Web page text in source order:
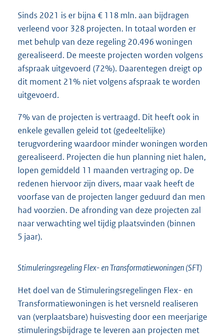
Sinds 2021 is er bijna € 118 mln. aan bijdragen
verleend voor 328 projecten. In totaal worden er
met behulp van deze regeling 20.496 woningen
gerealiseerd. De meeste projecten worden volgens
afspraak uitgevoerd (72%). Daarentegen dreigt op
dit moment 21% niet volgens afspraak te worden
uitgevoerd.
7% van de projecten is vertraagd. Dit heeft ook in
enkele gevallen geleid tot (gedeeltelijke)
terugvordering waardoor minder woningen worden
gerealiseerd. Projecten die hun planning niet halen,
lopen gemiddeld 11 maanden vertraging op. De
redenen hiervoor zijn divers, maar vaak heeft de
voorfase van de projecten langer geduurd dan men
had voorzien. De afronding van deze projecten zal
naar verwachting wel tijdig plaatsvinden (binnen
5 jaar).
Stimuleringsregeling Flex- en Transformatiewoningen (SFT)
Het doel van de Stimuleringsregelingen Flex- en
Transformatiewoningen is het versneld realiseren
van (verplaatsbare) huisvesting door een meerjarige
stimuleringsbijdrage te leveren aan projecten met